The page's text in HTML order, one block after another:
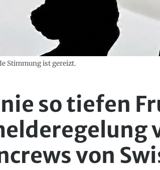
Stimmung ist gereizt.
so tiefen
von